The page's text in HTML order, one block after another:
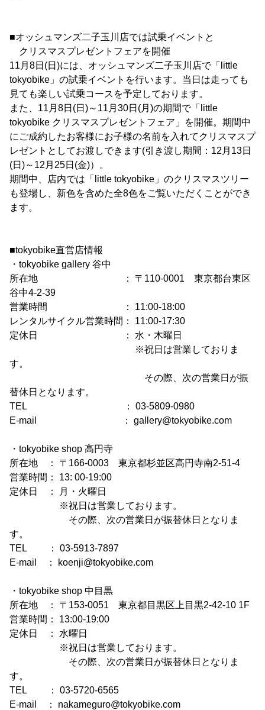
■オッシュマンズ二子玉川店では試乗イベントと
クリスマスプレゼントフェアを開催
11月8日(日)には、オッシュマンズ二子玉川店で「little
tokyobike」の試乗イベントを行います。当日は走っても
見ても楽しい試乗コースを予定しております。
また、11月8日(日)～11月30日(月)の期間で「little
tokyobike クリスマスプレゼントフェア」を開催。期間中
にご成約したお客様にお子様の名前を入れてクリスマスプ
レゼントとしてお渡しできます(引き渡し期間：12月13日
(日)～12月25日(金)）。
期間中、店内では「little tokyobike」のクリスマスツリー
も登場し、新色を含めた全8色をご覧いただくことができ
ます。
■tokyobike直営店情報
・tokyobike gallery 谷中
所在地 ： 〒110-0001 東京都台東区
谷中4-2-39
営業時間 ： 11:00-18:00
レンタルサイクル営業時間： 11:00-17:30
定休日 ： 水・木曜日
※祝日は営業しておりま
す。
その際、次の営業日が振
替休日となります。
TEL ： 03-5809-0980
E-mail ： gallery@tokyobike.com
・tokyobike shop 高円寺
所在地 ： 〒166-0003 東京都杉並区高円寺南2-51-4
営業時間： 13: 00-19:00
定休日 ： 月・火曜日
※祝日は営業しております。
その際、次の営業日が振替休日となりま
す。
TEL ： 03-5913-7897
E-mail ： koenji@tokyobike.com
・tokyobike shop 中目黒
所在地 ： 〒153-0051 東京都目黒区上目黒2-42-10 1F
営業時間： 13:00-19:00
定休日 ： 水曜日
※祝日は営業しております。
その際、次の営業日が振替休日となりま
す。
TEL ： 03-5720-6565
E-mail ： nakameguro@tokyobike.com